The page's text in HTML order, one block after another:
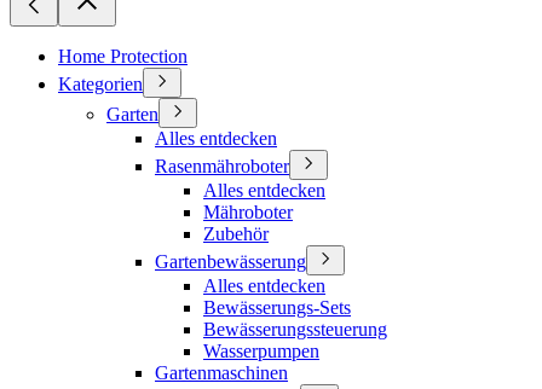
Home Protection
Kategorien
Garten
Alles entdecken
Rasenmähroboter
Alles entdecken
Mähroboter
Zubehör
Gartenbewässerung
Alles entdecken
Bewässerungs-Sets
Bewässerungssteuerung
Wasserpumpen
Gartenmaschinen